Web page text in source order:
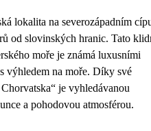
lokalita na severozápadním
od slovinských hranic. Tato
moře je známá luxusními
výhledem na moře. Díky své
je vyhledávanou
a pohodovou atmosférou.